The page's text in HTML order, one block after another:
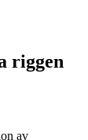
riggen
av